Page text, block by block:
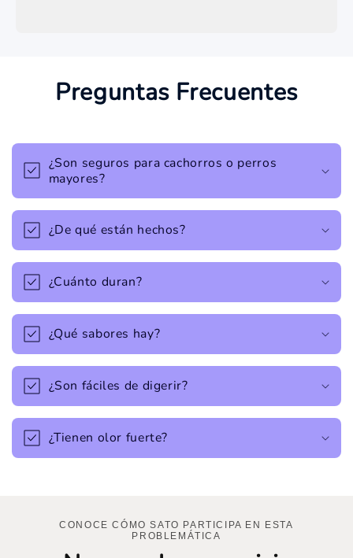
Preguntas Frecuentes
¿Son seguros para cachorros o perros
mayores?
¿De qué están hechos?
¿Cuánto duran?
¿Qué sabores hay?
¿Son fáciles de digerir?
¿Tienen olor fuerte?
CONOCE CÓMO SATO PARTICIPA EN ESTA
PROBLEMÁTICA